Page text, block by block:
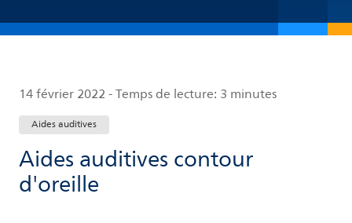
14 février 2022-Temps de lecture: 3 minutes
Aides auditives
Aides auditives contour
d'oreille